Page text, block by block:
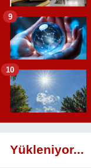
9
10
Yükleniyor...